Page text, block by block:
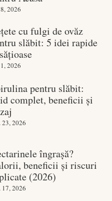
2026
cu fulgi de ovăz
slăbit: 5 idei rapide
2026
pentru slăbit:
complet, beneficii și
23, 2026
îngrașă?
beneficii și riscuri
(2026)
17, 2026